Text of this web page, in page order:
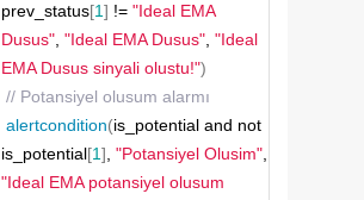
prev_status[1] != "Ideal EMA
Dusus", "Ideal EMA Dusus", "Ideal
EMA Dusus sinyali olustu!")
// Potansiyel olusum alarmı
alertcondition(is_potential and not
is_potential[1], "Potansiyel Olusim"
"Ideal EMA potansiyel olusum